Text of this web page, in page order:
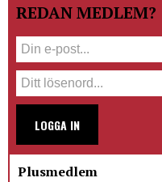
REDAN MEDLEM?
LOGGA IN
Plusmedlem